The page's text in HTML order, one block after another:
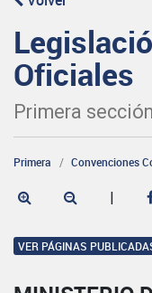
Oficiales
Primera sección
Primera Convenciones
|
VER PÁGINAS